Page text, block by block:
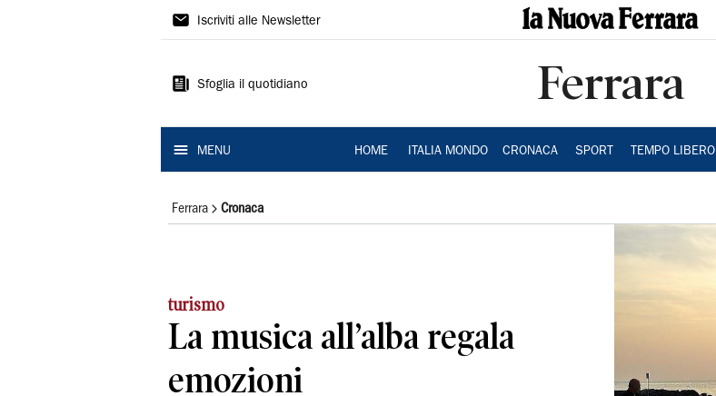
La
Ferrara
Iscriviti alle Newsletter
Sfoglia il quotidiano Ferrara
MENU HOME ITALIA MONDO CRONACA SPORT TEMPO LIBERO
Ferrara Cronaca
turismo
La musica all’alba regala
emozioni